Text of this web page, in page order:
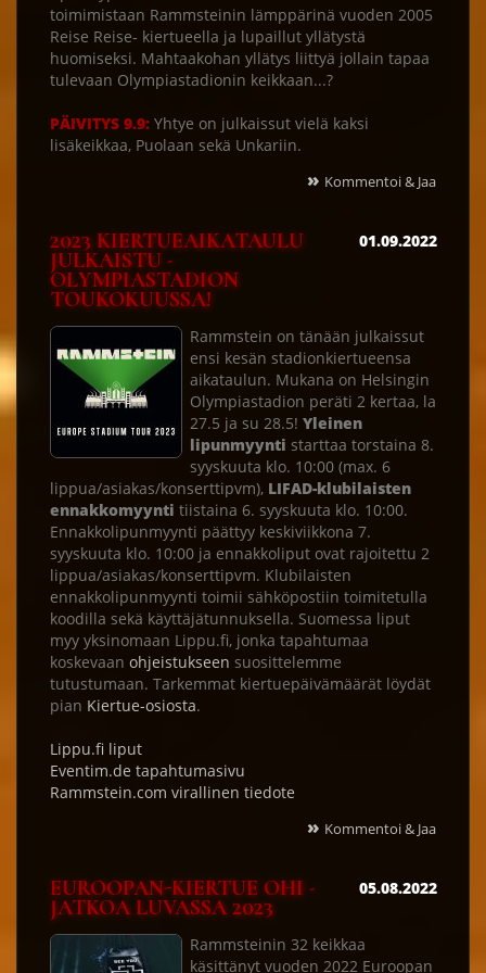
toimimistaan Rammsteinin lämppärinä vuoden 2005
Reise Reise- kiertueella ja lupaillut yllätystä
huomiseksi. Mahtaakohan yllätys liittyä jollain tapaa
tulevaan Olympiastadionin keikkaan...?
PÄIVITYS 9.9: Yhtye on julkaissut vielä kaksi
lisäkeikkaa, Puolaan sekä Unkariin.
» Kommentoi & Jaa
2023 KIERTUEAIKATAULU
JULKAISTU -
OLYMPIASTADION
TOUKOKUUSSA!
01.09.2022
Rammstein on tänään julkaissut
ensi kesän stadionkiertueensa
aikataulun. Mukana on Helsingin
Olympiastadion peräti 2 kertaa, la
27.5 ja su 28.5! Yleinen
lipunmyynti starttaa torstaina 8.
syyskuuta klo. 10:00 (max. 6
lippua/asiakas/konserttipvm), LIFAD-klubilaisten
ennakkomyynti tiistaina 6. syyskuuta klo. 10:00.
Ennakkolipunmyynti päättyy keskiviikkona 7.
syyskuuta klo. 10:00 ja ennakkoliput ovat rajoitettu 2
lippua/asiakas/konserttipvm. Klubilaisten
ennakkolipunmyynti toimii sähköpostiin toimitetulla
koodilla sekä käyttäjätunnuksella. Suomessa liput
myy yksinomaan Lippu.fi, jonka tapahtumaa
koskevaan ohjeistukseen suosittelemme
tutustumaan. Tarkemmat kiertuepäivämäärät löydät
pian Kiertue-osiosta.
Lippu.fi liput
Eventim.de tapahtumasivu
Rammstein.com virallinen tiedote
» Kommentoi & Jaa
EUROOPAN-KIERTUE OHI -
JATKOA LUVASSA 2023
05.08.2022
Rammsteinin 32 keikkaa
käsittänyt vuoden 2022 Euroopan